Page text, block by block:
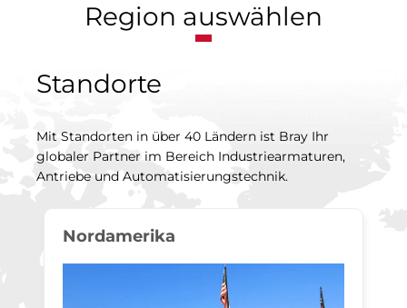
Region auswählen
Standorte
Mit Standorten in über 40 Ländern ist Bray Ihr
globaler Partner im Bereich Industriearmaturen,
Antriebe und Automatisierungstechnik.
Nordamerika